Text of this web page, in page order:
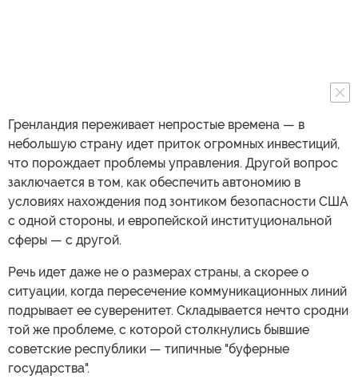
Гренландия переживает непростые времена — в
небольшую страну идет приток огромных инвестиций,
что порождает проблемы управления. Другой вопрос
заключается в том, как обеспечить автономию в
условиях нахождения под зонтиком безопасности США
с одной стороны, и европейской институциональной
сферы — с другой.
Речь идет даже не о размерах страны, а скорее о
ситуации, когда пересечение коммуникационных линий
подрывает ее суверенитет. Складывается нечто сродни
той же проблеме, с которой столкнулись бывшие
советские республики — типичные "буферные
государства".